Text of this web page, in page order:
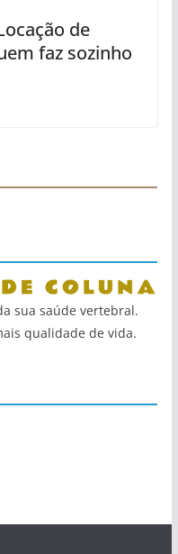
de
faz sozinho
sua saúde vertebral.
qualidade de vida.